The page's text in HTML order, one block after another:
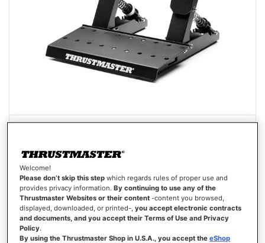
89,99 €
Welcome!
Please don’t skip this step which regards rules of proper use and
provides privacy information.By continuing to use any of the
Thrustmaster Websites or their content -content you browsed,
displayed, downloaded, or printed-,you accept electronic contracts
and documents, and you accept their Terms of Use and Privacy
Policy.
By using the Thrustmaster Shop in U.S.A., you accept theeShop